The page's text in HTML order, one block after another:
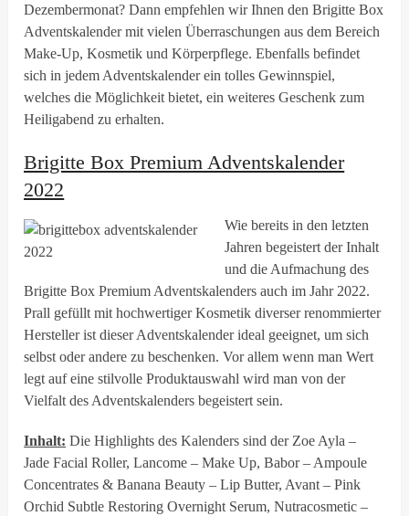
Dezembermonat? Dann empfehlen wir Ihnen den Brigitte Box
Adventskalender mit vielen Überraschungen aus dem Bereich
Make-Up, Kosmetik und Körperpflege. Ebenfalls befindet
sich in jedem Adventskalender ein tolles Gewinnspiel,
welches die Möglichkeit bietet, ein weiteres Geschenk zum
Heiligabend zu erhalten.
Brigitte Box Premium Adventskalender
2022
Wie bereits in den letzten
Jahren begeistert der Inhalt
und die Aufmachung des
Brigitte Box Premium Adventskalenders auch im Jahr 2022.
Prall gefüllt mit hochwertiger Kosmetik diverser renommierter
Hersteller ist dieser Adventskalender ideal geeignet, um sich
selbst oder andere zu beschenken. Vor allem wenn man Wert
legt auf eine stilvolle Produktauswahl wird man von der
Vielfalt des Adventskalenders begeistert sein.
Inhalt: Die Highlights des Kalenders sind der Zoe Ayla –
Jade Facial Roller, Lancome – Make Up, Babor – Ampoule
Concentrates & Banana Beauty – Lip Butter, Avant – Pink
Orchid Subtle Restoring Overnight Serum, Nutracosmetic –